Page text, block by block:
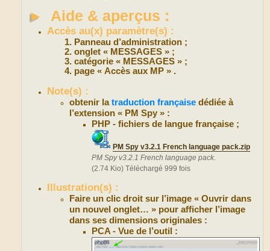
► Aide & aperçus :
Accès au(x) paramètre(s) :
Panneau d’administration ;
onglet « MESSAGES » ;
catégorie « MESSAGES » ;
page « Accès aux MP » .
Note(s) :
obtenir latraduction française dédiée à
l’extension « PM Spy » :
PHP - fichiers de langue française ;
PM Spy v3.2.1 French language pack.zip
PM Spy v3.2.1 French language pack.
(2.74 Kio) Téléchargé 999 fois
Illustration(s) :
Faire un clic droit sur l’image « Ouvrir dans
un nouvel onglet… » pour afficher l’image
dans ses dimensions originales :
PCA - Vue de l’outil :